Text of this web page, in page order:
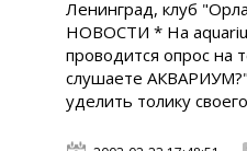
Ленинград, клуб
НОВОСТИ * На
проводится опрос на
слушаете
уделить толику